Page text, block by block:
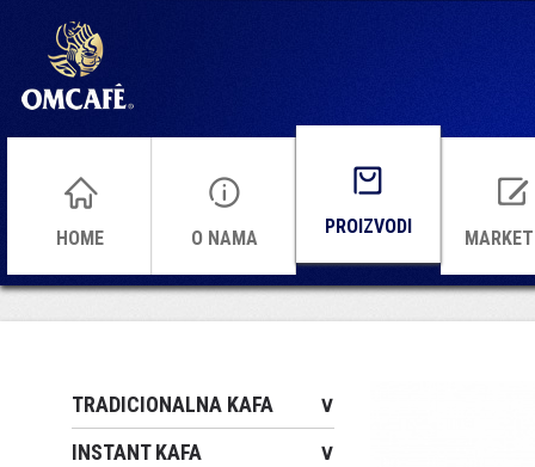
HOME O NAMA
PROIZVODI
TRADICIONALNA KAFA
∨
INSTANT KAFA
∨